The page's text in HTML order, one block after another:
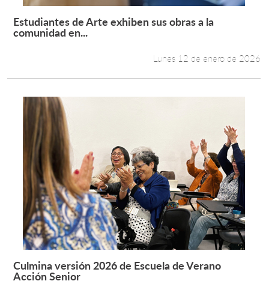
Funcionarios
Alumni
Leer más +
Estudiantes de Arte exhiben sus obras a la
comunidad en...
Lunes 12 de enero de 2026
Leer más +
Culmina versión 2026 de Escuela de Verano
Acción Senior